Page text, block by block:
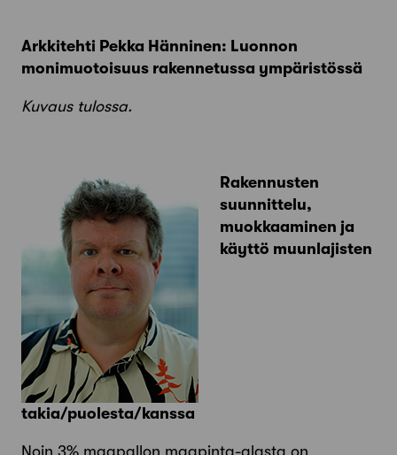
Arkkitehti Pekka Hänninen: Luonnon
monimuotoisuus rakennetussa ympäristössä
Kuvaus tulossa.
Rakennusten
suunnittelu,
muokkaaminen ja
käyttö muunlajisten
takia/puolesta/kanssa
Noin 3% maapallon maapinta-alasta on